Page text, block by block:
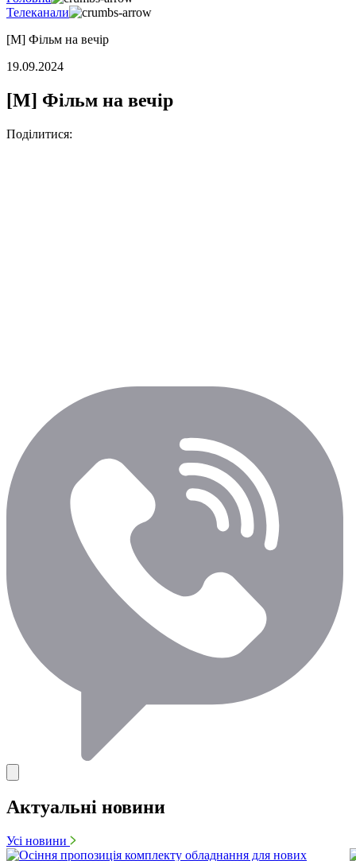
Телеканали
[M] Фільм на вечір
19.09.2024
[M] Фільм на вечір
Поділитися:
Актуальні новини
Усі новини